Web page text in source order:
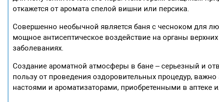
откажется от аромата спелой вишни или персика.
Совершенно необычной является баня с чесноком для
мощное антисептическое воздействие на органы
заболеваниях.
Создание ароматной атмосферы в бане – серьезный и
пользу от проведения оздоровительных процедур,
настоями и ароматизаторами, приобретенными в